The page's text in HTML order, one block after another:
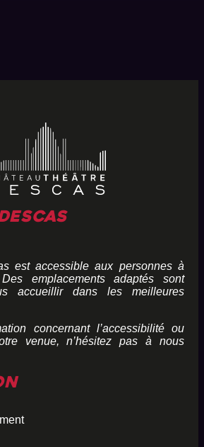
est accessible aux personnes à
emplacements adaptés sont
accueillir dans les meilleures
concernant l’accessibilité ou
venue, n’hésitez pas à nous